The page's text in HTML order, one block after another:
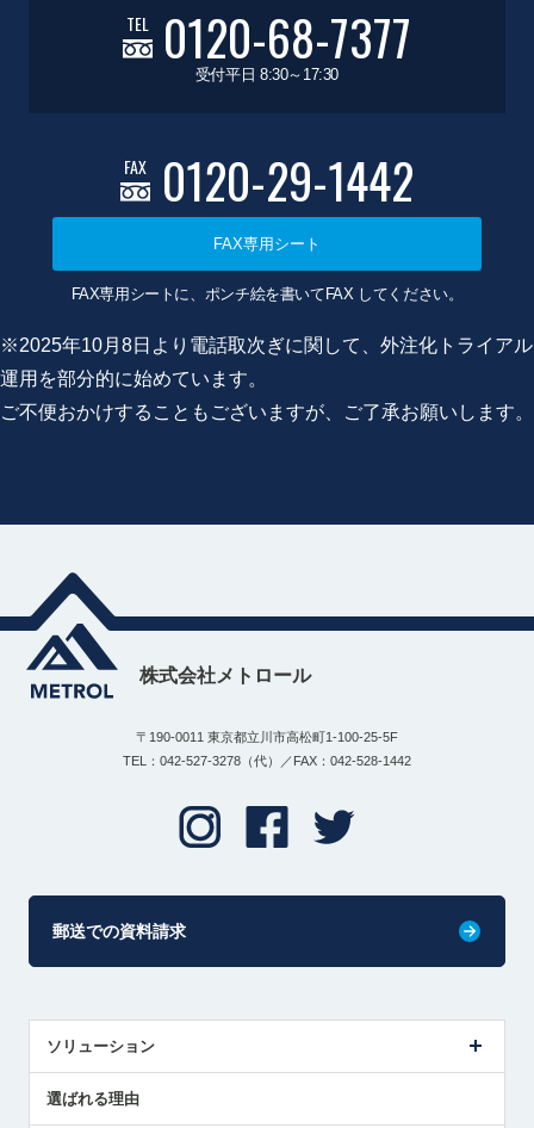
TEL 0120-68-7377
受付平日 8:30～17:30
FAX 0120-29-1442
FAX専用シート
FAX専用シートに、ポンチ絵を書いてFAX してください。
※2025年10月8日より電話取次ぎに関して、外注化トライアル
運用を部分的に始めています。
ご不便おかけすることもございますが、ご了承お願いします。
株式会社メトロール
〒190-0011 東京都立川市高松町1-100-25-5F
TEL：042-527-3278（代）／FAX：042-528-1442
郵送での資料請求
ソリューション
解決策提案
選ばれる理由